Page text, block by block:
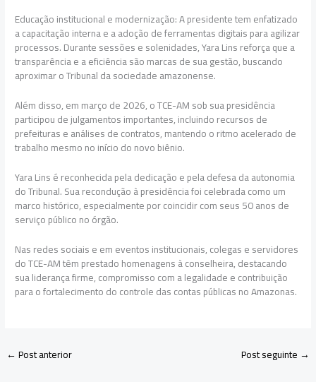
Educação institucional e modernização: A presidente tem enfatizado
a capacitação interna e a adoção de ferramentas digitais para agilizar
processos. Durante sessões e solenidades, Yara Lins reforça que a
transparência e a eficiência são marcas de sua gestão, buscando
aproximar o Tribunal da sociedade amazonense.
Além disso, em março de 2026, o TCE-AM sob sua presidência
participou de julgamentos importantes, incluindo recursos de
prefeituras e análises de contratos, mantendo o ritmo acelerado de
trabalho mesmo no início do novo biênio.
Yara Lins é reconhecida pela dedicação e pela defesa da autonomia
do Tribunal. Sua recondução à presidência foi celebrada como um
marco histórico, especialmente por coincidir com seus 50 anos de
serviço público no órgão.
Nas redes sociais e em eventos institucionais, colegas e servidores
do TCE-AM têm prestado homenagens à conselheira, destacando
sua liderança firme, compromisso com a legalidade e contribuição
para o fortalecimento do controle das contas públicas no Amazonas.
←Post anterior Post seguinte →